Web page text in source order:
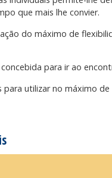
que mais lhe convier.
do máximo de
para ir ao
para utilizar no máximo de